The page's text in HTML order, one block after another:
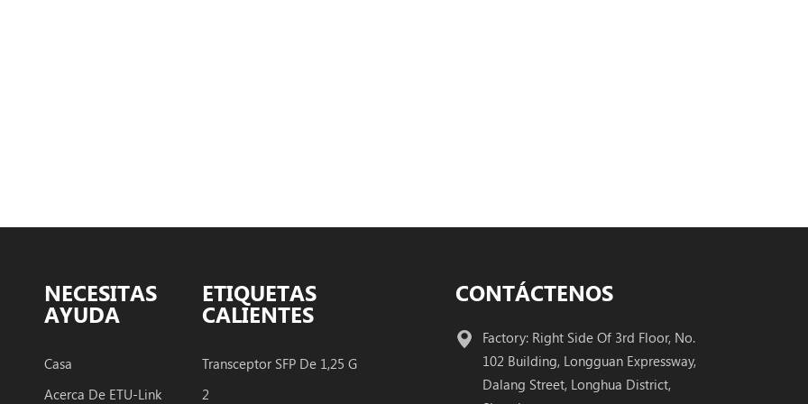
NECESITAS
AYUDA
Casa
Acerca De ETU-Link
ETIQUETAS
CALIENTES
Transceptor SFP De 1,25 G
2
CONTÁCTENOS
Factory: Right Side Of 3rd Floor, No.
102 Building, Longguan Expressway,
Dalang Street, Longhua District,